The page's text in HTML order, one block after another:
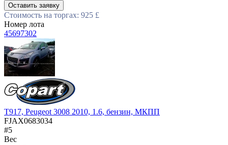
Оставить заявку
Стоимость на торгах: 925 £
Номер лота
45697302
T917, Peugeot 3008 2010, 1.6, бензин, МКПП
FJAX0683034
#5
Вес